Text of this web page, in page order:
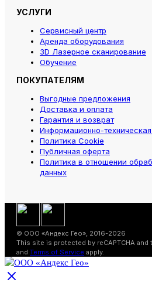
УСЛУГИ
Сервисный центр
Аренда оборудования
3D Лазерное сканирование
Обучение
ПОКУПАТЕЛЯМ
Выгодные предложения
Доставка и оплата
Гарантия и возврат
Информационно-
Политика Cookie
Публичная оферта
Политика в отношении
данных
© ООО «Андекс Гео», 2016-2026
This site is protected by reCAPTCHA and
and Terms of Service apply.